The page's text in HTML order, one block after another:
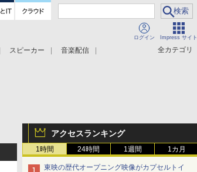
ログイン Impress サイト
全カテゴリ
スピーカー
音楽配信
アクセスランキング
1時間 24時間 1週間 1カ月
東映の歴代オープニング映像がカプセルトイ